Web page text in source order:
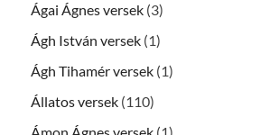
Ágai Ágnes versek (3)
Ágh István versek (1)
Ágh Tihamér versek (1)
Állatos versek (110)